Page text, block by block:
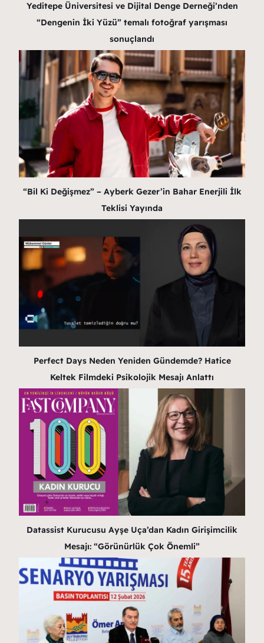
Yeditepe Üniversitesi ve Dijital Denge Derneği’nden
“Dengenin İki Yüzü” temalı fotoğraf yarışması
sonuçlandı
“Bil Ki Değişmez” – Ayberk Gezer’in Bahar Enerjili İlk
Teklisi Yayında
Perfect Days Neden Yeniden Gündemde? Hatice
Keltek Filmdeki Psikolojik Mesajı Anlattı
Datassist Kurucusu Ayşe Uça’dan Kadın Girişimcilik
Mesajı: “Görünürlük Çok Önemli”